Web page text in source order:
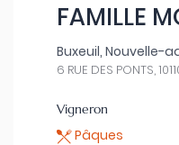
FAMILLE
Buxeuil, Nouvelle-
6 RUE DES PONTS,
Vigneron
Pâques